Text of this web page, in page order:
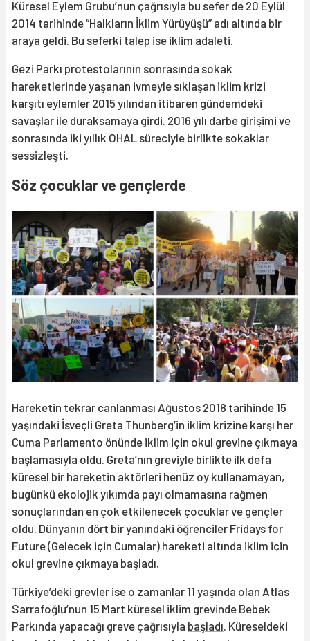
Küresel Eylem Grubu’nun çağrısıyla bu sefer de 20 Eylül
2014 tarihinde “Halkların İklim Yürüyüşü” adı altında bir
araya geldi . Bu seferki talep ise iklim adaleti.
Gezi Parkı protestolarının sonrasında sokak
hareketlerinde yaşanan ivmeyle sıklaşan iklim krizi
karşıtı eylemler 2015 yılından itibaren gündemdeki
savaşlar ile duraksamaya girdi. 2016 yılı darbe girişimi ve
sonrasında iki yıllık OHAL süreciyle birlikte sokaklar
sessizleşti.
Söz çocuklar ve gençlerde
Hareketin tekrar canlanması Ağustos 2018 tarihinde 15
yaşındaki İsveçli Greta Thunberg’in iklim krizine karşı her
Cuma Parlamento önünde iklim için okul grevine çıkmaya
başlamasıyla oldu. Greta’nın greviyle birlikte ilk defa
küresel bir hareketin aktörleri henüz oy kullanamayan,
bugünkü ekolojik yıkımda payı olmamasına rağmen
sonuçlarından en çok etkilenecek çocuklar ve gençler
oldu. Dünyanın dört bir yanındaki öğrenciler Fridays for
Future (Gelecek için Cumalar) hareketi altında iklim için
okul grevine çıkmaya başladı.
Türkiye’deki grevler ise o zamanlar 11 yaşında olan Atlas
Sarrafoğlu’nun 15 Mart küresel iklim grevinde Bebek
Parkında yapacağı greve çağrısıyla başladı . Küreseldeki